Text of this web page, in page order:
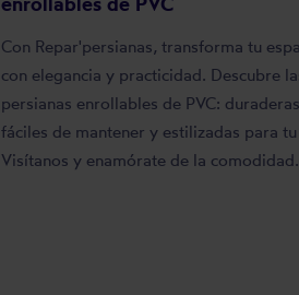
Con Repar'persianas, transforma tu
con elegancia y practicidad. Descubre
persianas enrollables de PVC:
fáciles de mantener y estilizadas para
Visítanos y enamórate de la comodidad.